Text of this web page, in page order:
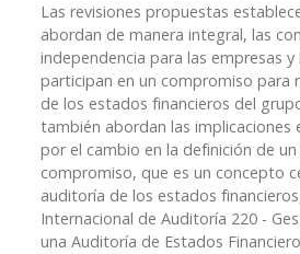
Las revisiones propuestas
abordan de manera integral, las
independencia para las empresas
participan en un compromiso para
de los estados financieros del
también abordan las implicaciones
por el cambio en la definición de
compromiso, que es un concepto
auditoría de los estados
Internacional de Auditoría 220 -
una Auditoría de Estados